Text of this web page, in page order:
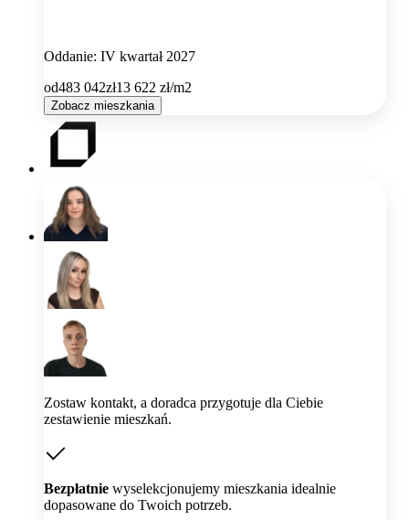
Oddanie: IV kwartał 2027
od483 042zł13 622 zł/m2
Zobacz mieszkania
Zostaw kontakt, a doradca przygotuje dla Ciebie
zestawienie mieszkań.
Bezpłatnie wyselekcjonujemy mieszkania idealnie
dopasowane do Twoich potrzeb.